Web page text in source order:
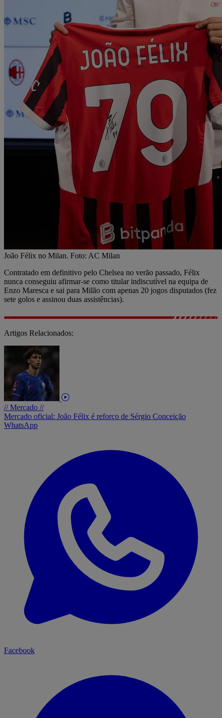
João Félix no Milan. Foto: AC Milan
Contratado em definitivo pelo Chelsea no verão passado, Félix
nunca conseguiu afirmar-se como titular indiscutível na equipa de
Enzo Maresca e sai para Milão com apenas 20 jogos disputados (fez
sete golos e assinou duas assistências).
Artigos Relacionados:
// Mercado //
Mercado oficial: João Félix é reforço de Sérgio Conceição
WhatsApp
Facebook